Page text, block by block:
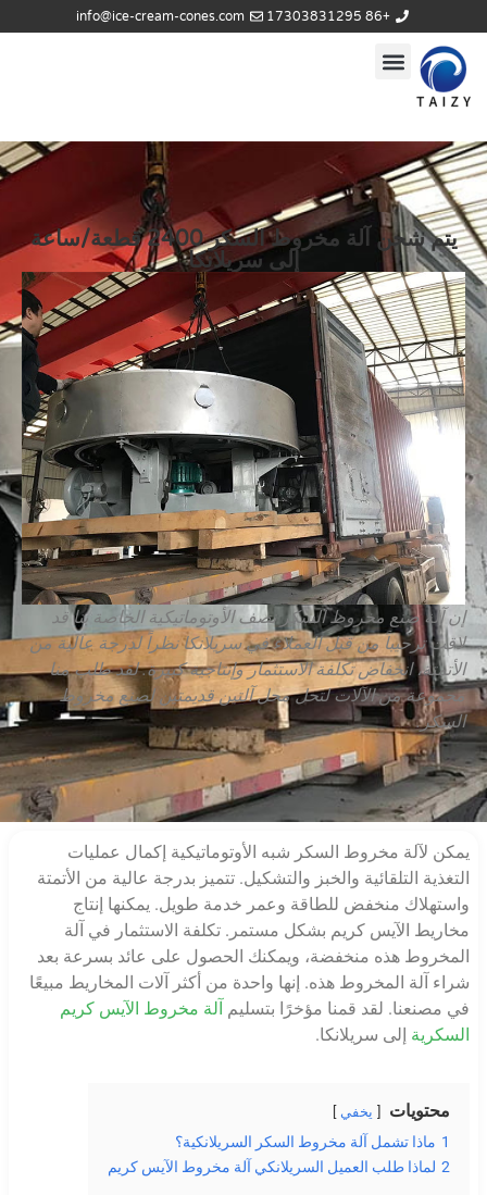
+86 17303831295
info@ice-cream-cones.com
يتم شحن آلة مخروط السكر 2400 قطعة/ساعة
إلى سريلانكا
إن آلة صنع مخروط السكر نصف الأوتوماتيكية الخاصة بنا قد
لاقت ترحيباً من قبل العملاء في سريلانكا نظراً لدرجة عالية من
الأتمتة، انخفاض تكلفة الاستثمار وإنتاجية كبيرة. لقد طلب منا
مجموعة من الآلات لتحل محل آلتين قديمتين لصنع مخروط
السكر.
يمكن لآلة مخروط السكر شبه الأوتوماتيكية إكمال عمليات
التغذية التلقائية والخبز والتشكيل. تتميز بدرجة عالية من الأتمتة
واستهلاك منخفض للطاقة وعمر خدمة طويل. يمكنها إنتاج
مخاريط الآيس كريم بشكل مستمر. تكلفة الاستثمار في آلة
المخروط هذه منخفضة، ويمكنك الحصول على عائد بسرعة بعد
شراء آلة المخروط هذه. إنها واحدة من أكثر آلات المخاريط مبيعًا
في مصنعنا. لقد قمنا مؤخرًا بتسليم آلة مخروط الآيس كريم
السكرية إلى سريلانكا.
محتويات يخفي
1 ماذا تشمل آلة مخروط السكر السريلانكية؟
2 لماذا طلب العميل السريلانكي آلة مخروط الآيس كريم